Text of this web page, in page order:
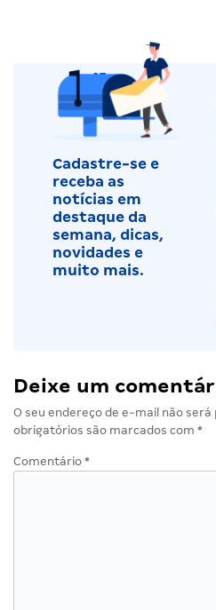
Cadastre-se e
receba as
notícias em
destaque da
semana, dicas,
novidades e
muito mais.
Deixe um
O seu endereço de e-mail não será
obrigatórios são marcados com *
Comentário *